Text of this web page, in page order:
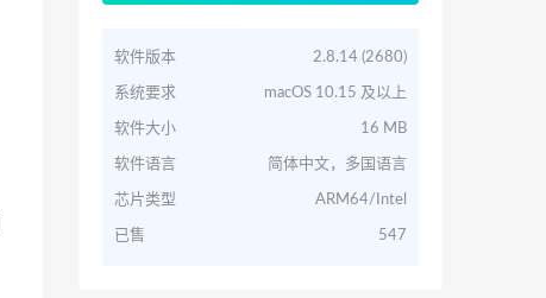
软件版本 2.8.14 (2680)
系统要求 macOS 10.15 及以上
软件大小 16 MB
软件语言 简体中文，多国语言
芯片类型 ARM64/Intel
已售 547